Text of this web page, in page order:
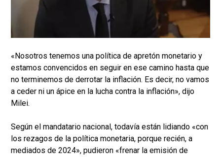
«Nosotros tenemos una política de apretón monetario y
estamos convencidos en seguir en ese camino hasta que
no terminemos de derrotar la inflación. Es decir, no vamos
a ceder ni un ápice en la lucha contra la inflación», dijo
Milei.
Según el mandatario nacional, todavía están lidiando «con
los rezagos de la política monetaria, porque recién, a
mediados de 2024», pudieron «frenar la emisión de